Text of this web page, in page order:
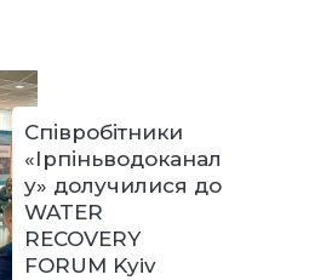
Співробітники
«Ірпіньводоканал
у» долучилися до
WATER
RECOVERY
FORUM Kyiv